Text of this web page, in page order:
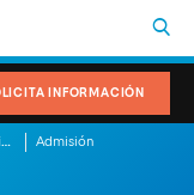
INFORMACIÓN
Máster en Neuropsicología Online Admisión